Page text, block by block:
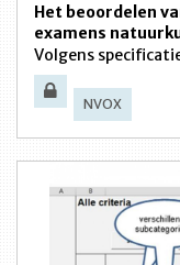
Het beoordelen
examens
Volgens
NVOX